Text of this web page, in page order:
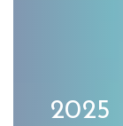
2025